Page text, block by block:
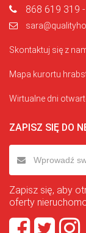
868 619 319
Skontaktuj się z
Mapa kurortu
Wirtualne dni
ZAPISZ SIĘ DO
Zapisz się, aby
oferty